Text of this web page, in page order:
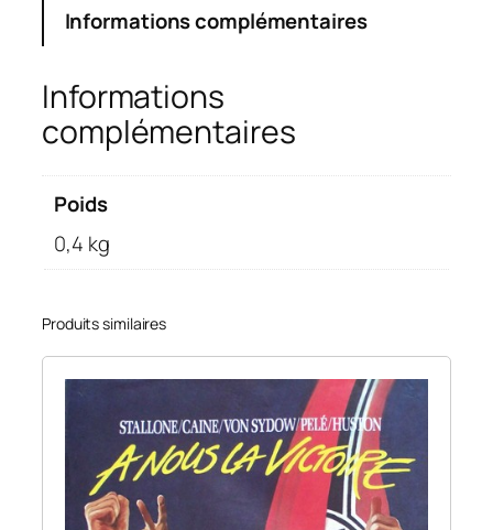
Informations complémentaires
Informations
complémentaires
Poids
0,4 kg
Produits similaires